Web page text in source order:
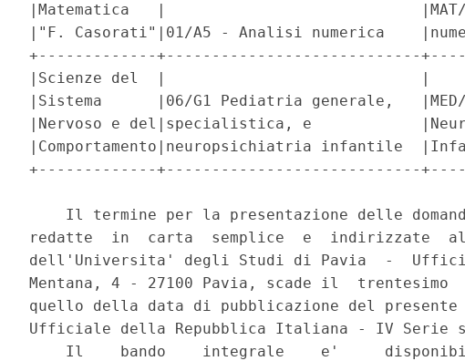
|Matematica   |
|"F. Casorati"|01/A5 - Analisi numerica
+-------------+----------------------------
|Scienze del  |                            |
|Sistema      |06/G1 Pediatria generale,
|Nervoso e del|specialistica, e
|Comportamento|neuropsichiatria infantile
+-------------+----------------------------
Il termine per la presentazione delle
redatte  in  carta  semplice  e  indirizzate
dell'Universita' degli Studi di Pavia  -
Mentana, 4 - 27100 Pavia, scade il  trentesimo
quello della data di pubblicazione del presente
Ufficiale della Repubblica Italiana - IV Serie
Il    bando    integrale    e'